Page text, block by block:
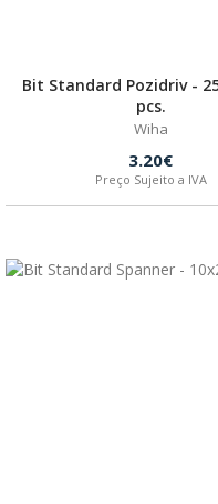
Bit Standard Pozidriv -
pcs.
Wiha
3.20€
Preço Sujeito a IVA